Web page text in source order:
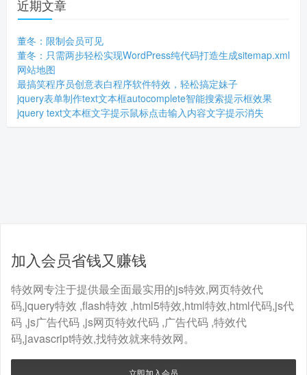
近期文章
董冬：限制会员可见
董冬：只需两步轻松实现WordPress纯代码打造生成sitemap.xml
网站地图
最搞笑程序员创意表白程序软件特效，轻松搞定妹子
jquery表单制作text文本框autocomplete智能搜索提示框效果
jquery text文本框文字提示鼠标点击输入内容文字提示消失
加入会员省钱又赚钱
特效网专注于提供最全面最实用的js特效,网页特效代
码,jquery特效 ,flash特效 ,html5特效,html特效,html代码,js代
码 ,js广告代码 ,js网页特效代码 ,广告代码 ,特效代
码,javascript特效,找特效就来特效网。
立即加入会员